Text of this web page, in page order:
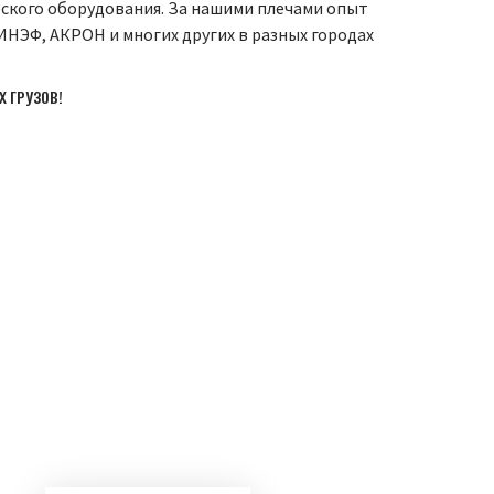
оборудования. За нашими плечами опыт
АКРОН и многих других в разных городах